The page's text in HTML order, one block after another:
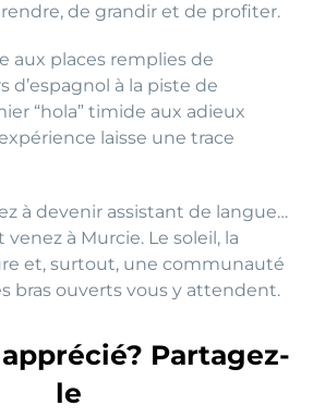
de grandir et de profiter.
aux places remplies de
d’espagnol à la piste de
“hola” timide aux adieux
laisse une trace
à devenir assistant de langue…
venez à Murcie. Le soleil, la
et, surtout, une communauté
bras ouverts vous y attendent.
Partagez-
le